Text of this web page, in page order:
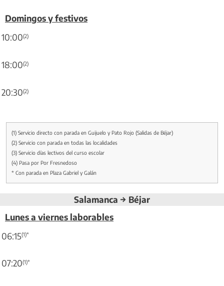
Domingos y festivos
10:00(2)
18:00(2)
20:30(2)
(1) Servicio directo con parada en Guijuelo y Pato Rojo (Salidas de Béjar)
(2) Servicio con parada en todas las localidades
(3) Servicio días lectivos del curso escolar
(4) Pasa por Por Fresnedoso
* Con parada en Plaza Gabriel y Galán
Salamanca → Béjar
Lunes a viernes laborables
06:15(1)*
07:20(1)*